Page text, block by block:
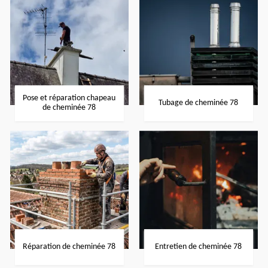
Pose et réparation chapeau
de cheminée 78
Tubage de cheminée 78
Réparation de cheminée 78 Entretien de cheminée 78